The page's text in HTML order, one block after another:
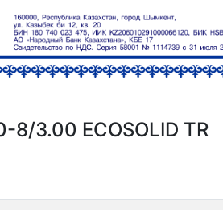
8/3.00 ECOSOLID TR